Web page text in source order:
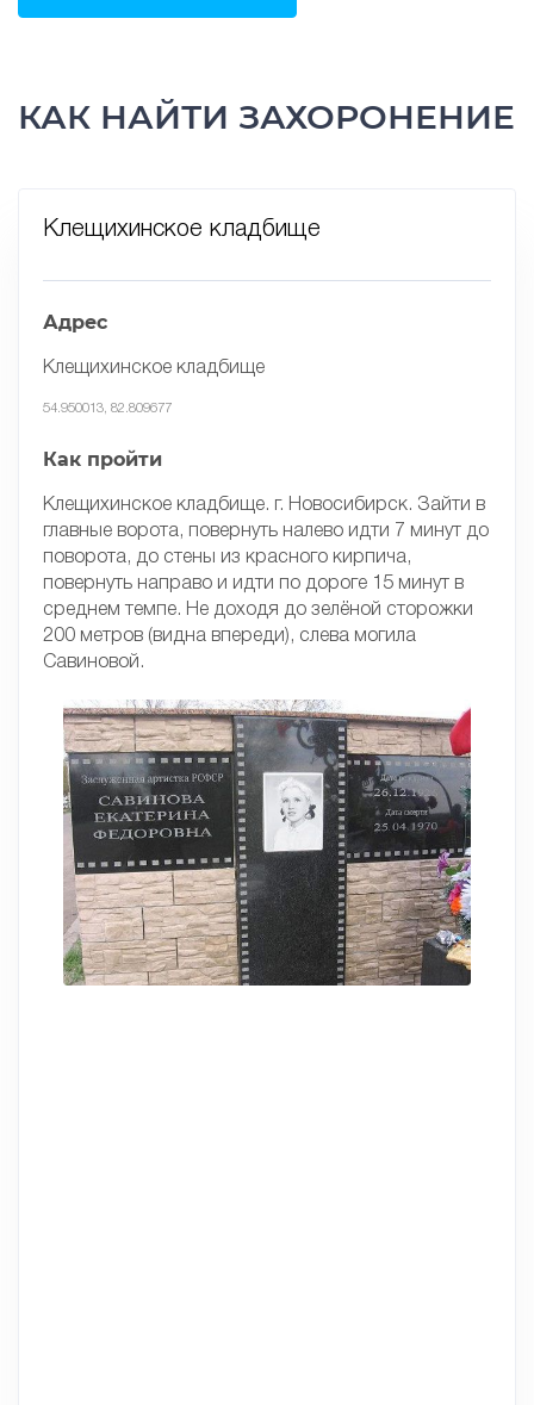
КАК НАЙТИ ЗАХОРОНЕНИЕ
Клещихинское кладбище
Адрес
Клещихинское кладбище
54.950013, 82.809677
Как пройти
Клещихинское кладбище. г. Новосибирск. Зайти в
главные ворота, повернуть налево идти 7 минут до
поворота, до стены из красного кирпича,
повернуть направо и идти по дороге 15 минут в
среднем темпе. Не доходя до зелёной сторожки
200 метров (видна впереди), слева могила
Савиновой.